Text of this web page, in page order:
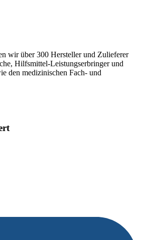
wir über 300 Hersteller und Zulieferer
Hilfsmittel-Leistungserbringer und
den medizinischen Fach- und